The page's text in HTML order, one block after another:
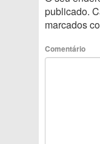
publicado.
marcados
Comentário